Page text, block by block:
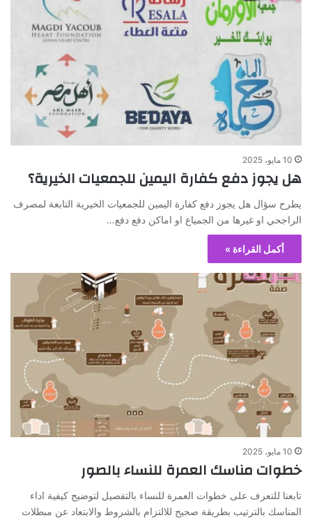
10 مايو، 2025
هل يجوز دفع كفارة اليمين للجمعيات الخيرية؟
يطرح سؤال هل يجوز دفع كفارة اليمين للجمعيات الخيرية التابعة لمصرف
الراجحي او غيرها من الجمياع او اماكن دفع دفع…
أكمل القراءة »
10 مايو، 2025
خطوات مناسك العمرة للنساء بالصور
تابعنا للتعرف على خطوات العمرة للنساء بالتفصيل لتوضيح كيفية اداء
المناسك بالترتيب بطريقة صحيح للالتزام بالشروط والابتعاد عن مبطلات